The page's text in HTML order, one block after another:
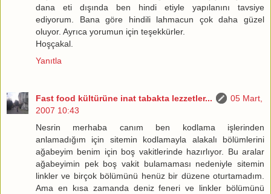
dana eti dışında ben hindi etiyle yapılanını tavsiye
ediyorum. Bana göre hindili lahmacun çok daha güzel
oluyor. Ayrıca yorumun için teşekkürler.
Hoşçakal.
Yanıtla
Fast food kültürüne inat tabakta lezzetler...
05 Mart,
2007 10:43
Nesrin merhaba canım ben kodlama işlerinden
anlamadığım için sitemin kodlamayla alakalı bölümlerini
ağabeyim benim için boş vakitlerinde hazırlıyor. Bu aralar
ağabeyimin pek boş vakit bulamaması nedeniyle sitemin
linkler ve birçok bölümünü henüz bir düzene oturtamadım.
Ama en kısa zamanda deniz feneri ve linkler bölümünü